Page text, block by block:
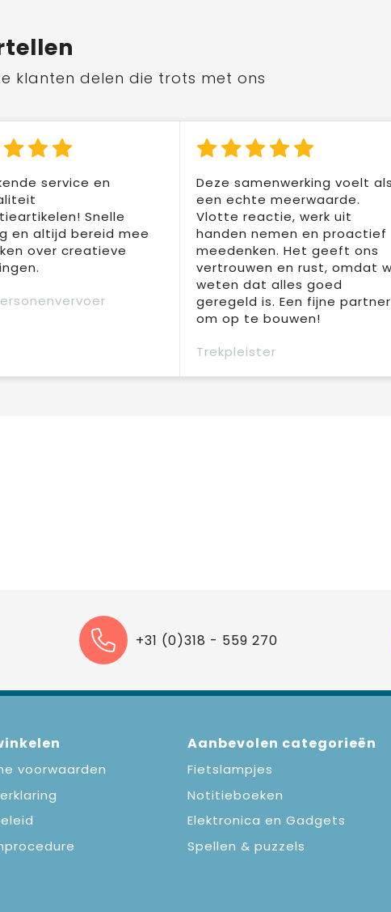
klanten delen die trots met ons
service en
Snelle
en altijd bereid mee
over creatieve
Deze samenwerking voelt als
een echte meerwaarde.
Vlotte reactie, werk uit
handen nemen en proactief
meedenken. Het geeft ons
vertrouwen en rust, omdat
weten dat alles goed
geregeld is. Een fijne partner
om op te bouwen!
Trekpleister
+31 (0)318 - 559 270
voorwaarden
Aanbevolen categorieën
Fietslampjes
Notitieboeken
Elektronica en Gadgets
Spellen & puzzels